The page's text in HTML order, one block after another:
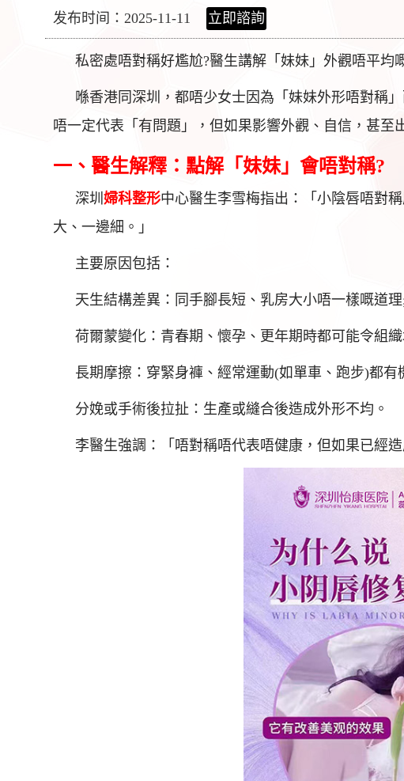
发布时间：2025-11-11 立即諮詢
私密處唔對稱好尷尬?醫生講解「妹妹」外觀唔平均
喺香港同深圳，都唔少女士因為「妹妹外形唔對稱
唔一定代表「有問題」，但如果影響外觀、自信，甚至
一、醫生解釋：點解「妹妹」會唔對稱?
深圳婦科整形中心醫生李雪梅指出：「小陰唇唔對
大、一邊細。」
主要原因包括：
天生結構差異：同手腳長短、乳房大小唔一樣嘅道
荷爾蒙變化：青春期、懷孕、更年期時都可能令組
長期摩擦：穿緊身褲、經常運動(如單車、跑步)都
分娩或手術後拉扯：生產或縫合後造成外形不均。
李醫生強調：「唔對稱唔代表唔健康，但如果已經